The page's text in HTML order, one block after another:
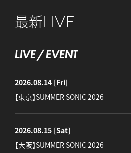
最新LIVE
LIVE / EVENT
2026.08.14 [Fri]
【東京】SUMMER SONIC 2026
2026.08.15 [Sat]
【大阪】SUMMER SONIC 2026